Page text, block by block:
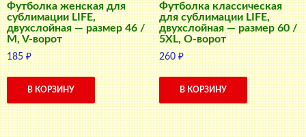
Футболка женская для
сублимации LIFE,
двухслойная — размер 46 /
M, V-ворот
185₽
В КОРЗИНУ
Футболка классическая
для сублимации LIFE,
двухслойная — размер 60 /
5XL, О-ворот
260₽
В КОРЗИНУ